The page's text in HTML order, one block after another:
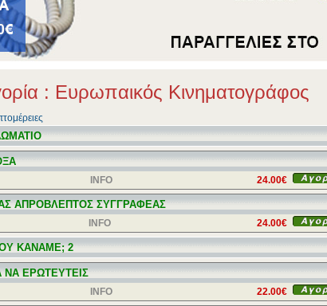
: Ευρωπαικός Κινηματογράφος
INFO 24.00€
ΑΠΡΟΒΛΕΠΤΟΣ ΣΥΓΓΡΑΦΕΑΣ
INFO 24.00€
ΚΑΝΑΜΕ; 2
ΝΑ ΕΡΩΤΕΥΤΕΙΣ
INFO 22.00€